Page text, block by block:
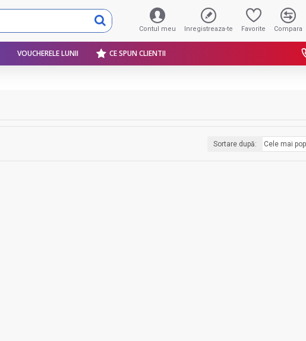
Contul meu Inregistreaza-te Favorite Compara
VOUCHERELE LUNII CE SPUN CLIENTII
Sortare după: